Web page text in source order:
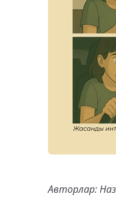
Авторлар: